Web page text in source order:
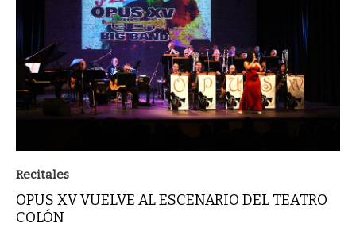
Recitales
OPUS XV VUELVE AL ESCENARIO DEL TEATRO
COLÓN